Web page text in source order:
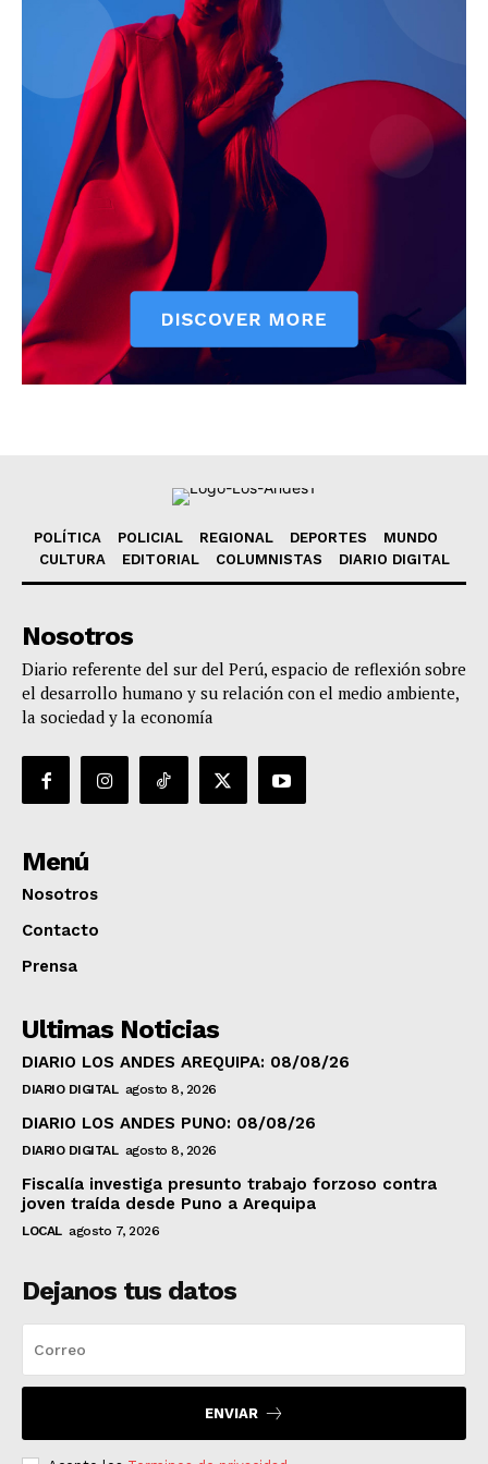
POLÍTICA POLICIAL REGIONAL DEPORTES
MUNDO
CULTURA
EDITORIAL COLUMNISTAS DIARIO DIGITAL
Nosotros
Diario referente del sur del Perú, espacio de reflexión sobre
el desarrollo humano y su relación con el medio ambiente,
la sociedad y la economía
Menú
Nosotros
Contacto
Prensa
Ultimas Noticias
DIARIO LOS ANDES AREQUIPA: 08/08/26
DIARIO DIGITAL agosto 8, 2026
DIARIO LOS ANDES PUNO: 08/08/26
DIARIO DIGITAL agosto 8, 2026
Fiscalía investiga presunto trabajo forzoso contra
joven traída desde Puno a Arequipa
LOCAL agosto 7, 2026
Dejanos tus datos
ENVIAR